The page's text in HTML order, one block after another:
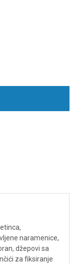
naramenice,
džepovi sa
za fiksiranje